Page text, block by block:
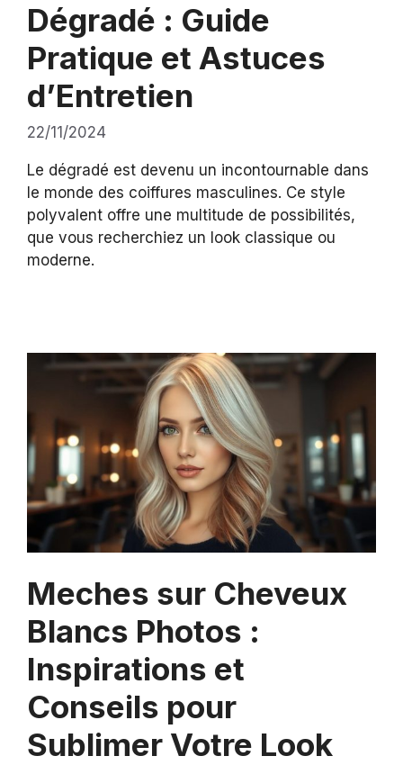
Dégradé : Guide
Pratique et Astuces
d’Entretien
22/11/2024
Le dégradé est devenu un incontournable dans
le monde des coiffures masculines. Ce style
polyvalent offre une multitude de possibilités,
que vous recherchiez un look classique ou
moderne.
Meches sur Cheveux
Blancs Photos :
Inspirations et
Conseils pour
Sublimer Votre Look